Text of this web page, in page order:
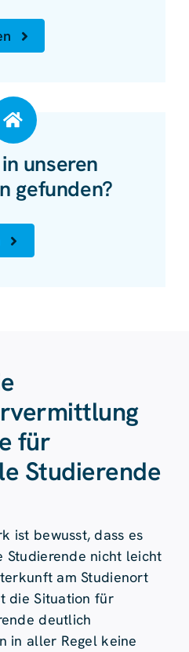
unseren
gefunden?
für
Studierende
ist bewusst, dass es
Studierende nicht leicht
am Studienort
die Situation für
deutlich
in aller Regel keine